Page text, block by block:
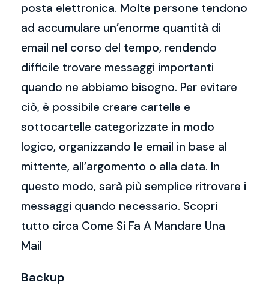
posta elettronica. Molte persone tendono
ad accumulare un’enorme quantità di
email nel corso del tempo, rendendo
difficile trovare messaggi importanti
quando ne abbiamo bisogno. Per evitare
ciò, è possibile creare cartelle e
sottocartelle categorizzate in modo
logico, organizzando le email in base al
mittente, all’argomento o alla data. In
questo modo, sarà più semplice ritrovare i
messaggi quando necessario. Scopri
tutto circa Come Si Fa A Mandare Una
Mail
Backup